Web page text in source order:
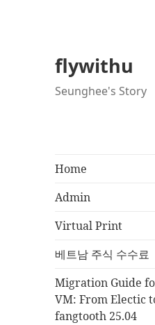
flywithu
Seunghee's Story
Home
Admin
Virtual Print
베트남 주식 수수료
Migration Guide
VM: From Electic
fangtooth 25.04